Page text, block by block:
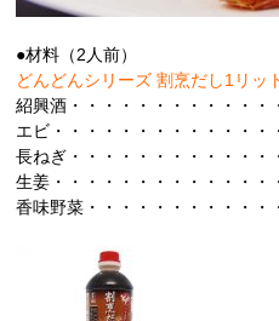
●材料（2人前）
どんどんシリーズ 割烹だし1リッ
紹興酒・・・・・・・・・・・・
エビ・・・・・・・・・・・・・
長ねぎ・・・・・・・・・・・・
生姜・・・・・・・・・・・・・
香味野菜・・・・・・・・・・・